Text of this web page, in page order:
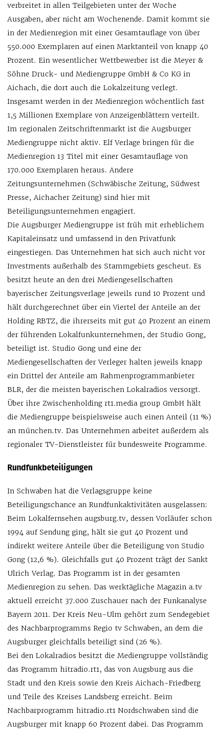
verbreitet in allen Teilgebieten unter der Woche
Ausgaben, aber nicht am Wochenende. Damit kommt sie
in der Medienregion mit einer Gesamtauflage von über
550.000 Exemplaren auf einen Marktanteil von knapp 40
Prozent. Ein wesentlicher Wettbewerber ist die Meyer &
Söhne Druck- und Mediengruppe GmbH & Co KG in
Aichach, die dort auch die Lokalzeitung verlegt.
Insgesamt werden in der Medienregion wöchentlich fast
1,5 Millionen Exemplare von Anzeigenblättern verteilt.
Im regionalen Zeitschriftenmarkt ist die Augsburger
Mediengruppe nicht aktiv. Elf Verlage bringen für die
Medienregion 13 Titel mit einer Gesamtauflage von
170.000 Exemplaren heraus. Andere
Zeitungsunternehmen (Schwäbische Zeitung, Südwest
Presse, Aichacher Zeitung) sind hier mit
Beteiligungsunternehmen engagiert.
Die Augsburger Mediengruppe ist früh mit erheblichem
Kapitaleinsatz und umfassend in den Privatfunk
eingestiegen. Das Unternehmen hat sich auch nicht vor
Investments außerhalb des Stammgebiets gescheut. Es
besitzt heute an den drei Mediengesellschaften
bayerischer Zeitungsverlage jeweils rund 10 Prozent und
hält durchgerechnet über ein Viertel der Anteile an der
Holding RBTZ, die ihrerseits mit gut 40 Prozent an einem
der führenden Lokalfunkunternehmen, der Studio Gong,
beteiligt ist. Studio Gong und eine der
Mediengesellschaften der Verleger halten jeweils knapp
ein Drittel der Anteile am Rahmenprogrammanbieter
BLR, der die meisten bayerischen Lokalradios versorgt.
Über ihre Zwischenholding rt1.media group GmbH hält
die Mediengruppe beispielsweise auch einen Anteil (11 %)
an münchen.tv. Das Unternehmen arbeitet außerdem als
regionaler TV-Dienstleister für bundesweite Programme.
Rundfunkbeteiligungen
In Schwaben hat die Verlagsgruppe keine
Beteiligungschance an Rundfunkaktivitäten ausgelassen:
Beim Lokalfernsehen augsburg.tv, dessen Vorläufer schon
1994 auf Sendung ging, hält sie gut 40 Prozent und
indirekt weitere Anteile über die Beteiligung von Studio
Gong (12,6 %). Gleichfalls gut 40 Prozent trägt der Sankt
Ulrich Verlag. Das Programm ist in der gesamten
Medienregion zu sehen. Das werktägliche Magazin a.tv
aktuell erreicht 37.000 Zuschauer nach der Funkanalyse
Bayern 2011. Der Kreis Neu-Ulm gehört zum Sendegebiet
des Nachbarprogramms Regio tv Schwaben, an dem die
Augsburger gleichfalls beteiligt sind (26 %).
Bei den Lokalradios besitzt die Mediengruppe vollständig
das Programm hitradio.rt1, das von Augsburg aus die
Stadt und den Kreis sowie den Kreis Aichach-Friedberg
und Teile des Kreises Landsberg erreicht. Beim
Nachbarprogramm hitradio.rt1 Nordschwaben sind die
Augsburger mit knapp 60 Prozent dabei. Das Programm